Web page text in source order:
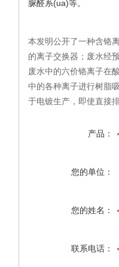
脲醛系(ua)等。
本发明公开了一种含铬
的离子交换器；废水经
废水中的六价铬离子在
中的各种离子进行树脂
于电镀生产，即使直接
产品：
您的单位：
您的姓名：
联系电话：